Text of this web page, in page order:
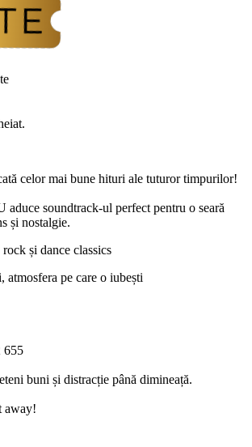
celor mai bune hituri ale tuturor timpurilor!
soundtrack-ul perfect pentru o seară
și nostalgie.
și dance classics
atmosfera pe care o iubești
655
buni și distracție până dimineață.
away!